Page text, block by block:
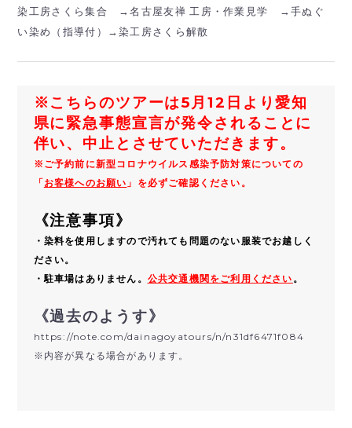
染工房さくら集合 →名古屋友禅 工房・作業見学 →手ぬぐ
い染め（指導付）→染工房さくら解散
※こちらのツアーは5月12日より愛知
県に緊急事態宣言が発令されることに
伴い、中止とさせていただきます。
※ご予約前に新型コロナウイルス感染予防対策についての
「お客様へのお願い 」を必ずご確認ください。
《注意事項》
・染料を使用しますので汚れても問題のない服装でお越しく
ださい。
・駐車場はありません。 公共交通機関をご利用ください 。
《過去のようす》
https://note.com/dainagoyatours/n/n31df6471f084
※内容が異なる場合があります。